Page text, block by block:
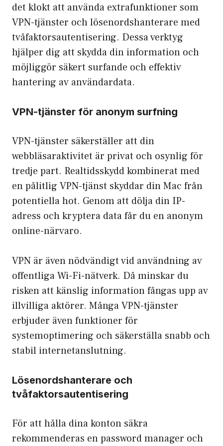
det klokt att använda extrafunktioner som
VPN-tjänster och lösenordshanterare med
tvåfaktorsautentisering. Dessa verktyg
hjälper dig att skydda din information och
möjliggör säkert surfande och effektiv
hantering av användardata.
VPN-tjänster för anonym surfning
VPN-tjänster säkerställer att din
webbläsaraktivitet är privat och osynlig för
tredje part. Realtidsskydd kombinerat med
en pålitlig VPN-tjänst skyddar din Mac från
potentiella hot. Genom att dölja din IP-
adress och kryptera data får du en anonym
online-närvaro.
VPN är även nödvändigt vid användning av
offentliga Wi-Fi-nätverk. Då minskar du
risken att känslig information fångas upp av
illvilliga aktörer. Många VPN-tjänster
erbjuder även funktioner för
systemoptimering och säkerställa snabb och
stabil internetanslutning.
Lösenordshanterare och
tvåfaktorsautentisering
För att hålla dina konton säkra
rekommenderas en password manager och